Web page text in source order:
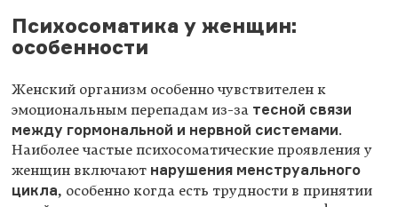
Психосоматика у женщин:
особенности
Женский организм особенно чувствителен к
эмоциональным перепадам из-за тесной связи
между гормональной и нервной системами.
Наиболее частые психосоматические проявления у
женщин включают нарушения менструального
цикла, особенно когда есть трудности в принятии